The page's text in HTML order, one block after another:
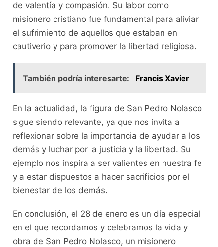
de valentía y compasión. Su labor como
misionero cristiano fue fundamental para aliviar
el sufrimiento de aquellos que estaban en
cautiverio y para promover la libertad religiosa.
También podría interesarte: Francis Xavier
En la actualidad, la figura de San Pedro Nolasco
sigue siendo relevante, ya que nos invita a
reflexionar sobre la importancia de ayudar a los
demás y luchar por la justicia y la libertad. Su
ejemplo nos inspira a ser valientes en nuestra fe
y a estar dispuestos a hacer sacrificios por el
bienestar de los demás.
En conclusión, el 28 de enero es un día especial
en el que recordamos y celebramos la vida y
obra de San Pedro Nolasco, un misionero